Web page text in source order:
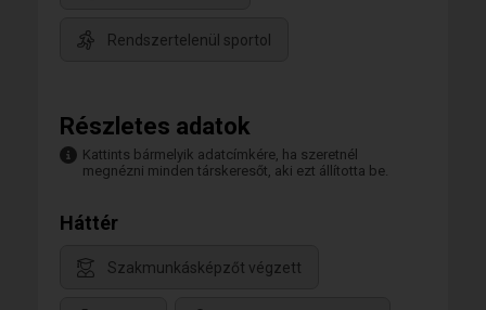
Rendszertelenül sportol
Részletes adatok
Kattints bármelyik adatcímkére, ha szeretnél
megnézni minden társkeresőt, aki ezt állította be.
Háttér
Szakmunkásképzőt végzett